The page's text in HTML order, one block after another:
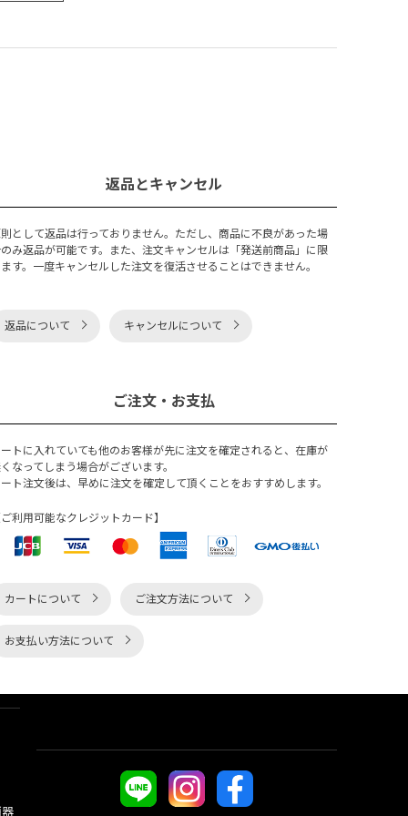
返品とキャンセル
として返品は行っておりません。ただし、商品に不良があった場
み返品が可能です。また、注文キャンセルは「発送前商品」に限
す。一度キャンセルした注文を復活させることはできません。
返品について キャンセルについて
ご注文・お支払
トに入れていても他のお客様が先に注文を確定されると、在庫が
なってしまう場合がございます。
ト注文後は、早めに注文を確定して頂くことをおすすめします。
利用可能なクレジットカード】
カートについて ご注文方法について
お支払い方法について